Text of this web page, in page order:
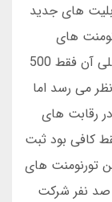
های جدید
1396 اولین تورنومنت های
واقعی با جایزه نقدی برگزار شد که جایزه اصلی آن فقط 500
می رسد اما
رقابت های
کافی بود ثبت
تورنومنت های
صد نفر شرکت